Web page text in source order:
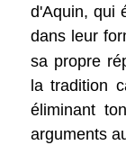
d'Aquin, qui
dans leur
sa propre
la tradition
éliminant
arguments